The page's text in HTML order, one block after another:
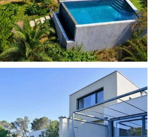
qu'une salle de sport, répondant
jardin, véritable havre de paix, est
et d'une terrasse idéale pour
jours. La présence de menuiseries à
volets roulants électriques, d'un
fibre optique assure confort, sécurité